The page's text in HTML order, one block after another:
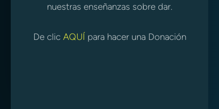
nuestras enseñanzas sobre dar.
De clic AQUÍ para hacer una Donación